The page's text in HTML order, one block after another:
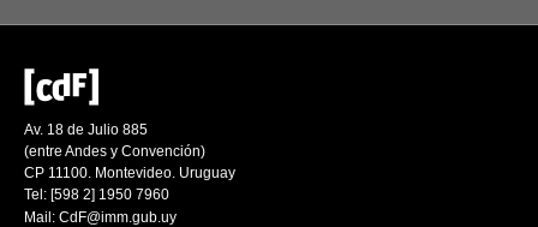
Av. 18 de Julio 885
(entre Andes y Convención)
CP 11100. Montevideo. Uruguay
Tel: [598 2] 1950 7960
Mail: CdF@imm.gub.uy